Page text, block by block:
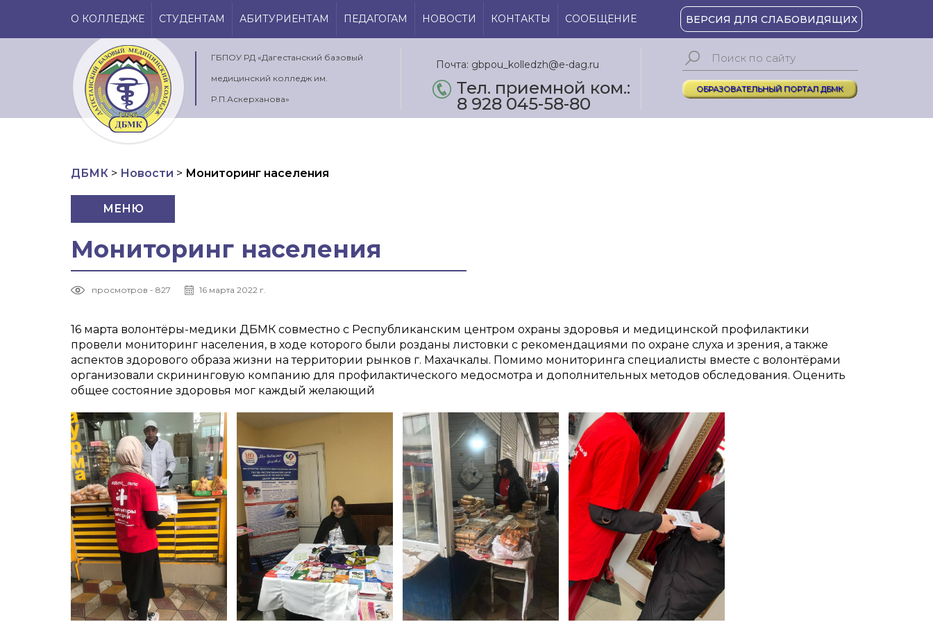
О КОЛЛЕДЖЕ СТУДЕНТАМ АБИТУРИЕНТАМ ПЕДАГОГАМ НОВОСТИ КОНТАКТЫ СООБЩЕНИЕ ВЕРСИЯ ДЛЯ СЛАБОВИДЯЩИХ
ГБПОУ РД «Дагестанский базовый
медицинский колледж им.
Р.П.Аскерханова»
Почта: gbpou_kolledzh@e-dag.ru
Тел. приемной ком.:
8 928 045-58-80
ОБРАЗОВАТЕЛЬНЫЙ ПОРТАЛ ДБМК
ДБМК > Новости > Мониторинг населения
МЕНЮ
Мониторинг населения
просмотров - 827 16 марта 2022 г.
16 марта волонтёры-медики ДБМК совместно с Республиканским центром охраны здоровья и медицинской профилактики
провели мониторинг населения, в ходе которого были розданы листовки с рекомендациями по охране слуха и зрения, а также
аспектов здорового образа жизни на территории рынков г. Махачкалы. Помимо мониторинга специалисты вместе с волонтёрами
организовали скрининговую компанию для профилактического медосмотра и дополнительных методов обследования. Оценить
общее состояние здоровья мог каждый желающий